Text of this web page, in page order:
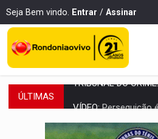
Seja Bem vindo. Entrar / Assinar
ÚLTIMAS Perseguição é
LUDOPATIA:Apostas